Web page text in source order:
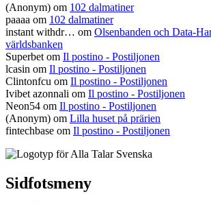
(Anonym) om 102 dalmatiner
paaaa om 102 dalmatiner
instant withdr… om Olsenbanden och Data-
världsbanken
Superbet om Il postino - Postiljonen
lcasin om Il postino - Postiljonen
Clintonfcu om Il postino - Postiljonen
Ivibet azonnali om Il postino - Postiljonen
Neon54 om Il postino - Postiljonen
(Anonym) om Lilla huset på prärien
fintechbase om Il postino - Postiljonen
Sidfotsmeny